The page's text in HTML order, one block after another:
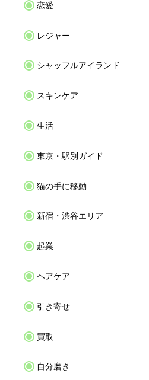
恋愛
レジャー
シャッフルアイランド
スキンケア
生活
東京・駅別ガイド
猫の手に移動
新宿・渋谷エリア
起業
ヘアケア
引き寄せ
買取
自分磨き